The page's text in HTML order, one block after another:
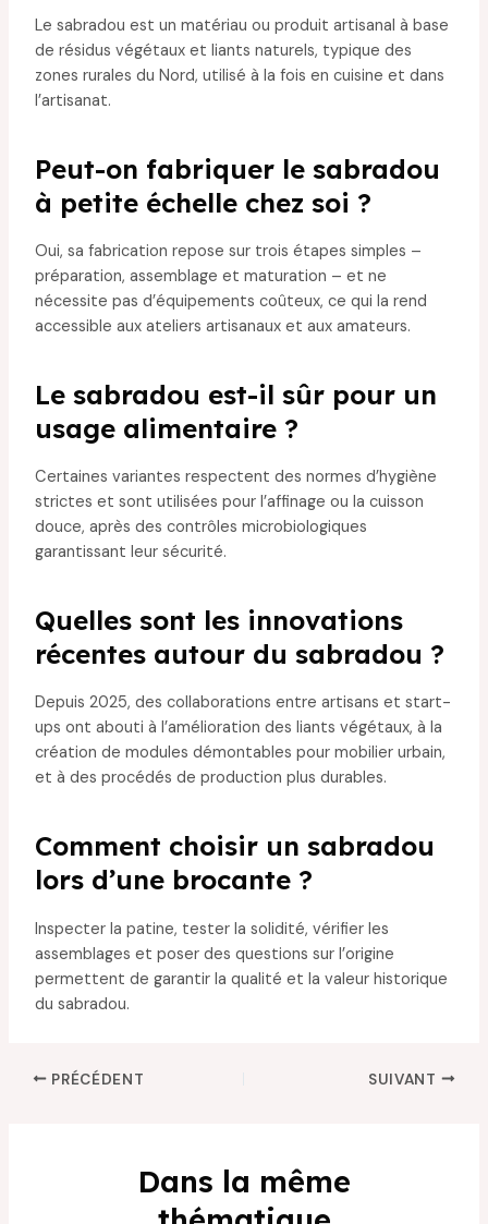
Le sabradou est un matériau ou produit artisanal à base
de résidus végétaux et liants naturels, typique des
zones rurales du Nord, utilisé à la fois en cuisine et dans
l’artisanat.
Peut-on fabriquer le sabradou
à petite échelle chez soi ?
Oui, sa fabrication repose sur trois étapes simples –
préparation, assemblage et maturation – et ne
nécessite pas d’équipements coûteux, ce qui la rend
accessible aux ateliers artisanaux et aux amateurs.
Le sabradou est-il sûr pour un
usage alimentaire ?
Certaines variantes respectent des normes d’hygiène
strictes et sont utilisées pour l’affinage ou la cuisson
douce, après des contrôles microbiologiques
garantissant leur sécurité.
Quelles sont les innovations
récentes autour du sabradou ?
Depuis 2025, des collaborations entre artisans et start-
ups ont abouti à l’amélioration des liants végétaux, à la
création de modules démontables pour mobilier urbain,
et à des procédés de production plus durables.
Comment choisir un sabradou
lors d’une brocante ?
Inspecter la patine, tester la solidité, vérifier les
assemblages et poser des questions sur l’origine
permettent de garantir la qualité et la valeur historique
du sabradou.
PRÉCÉDENT SUIVANT
Dans la même